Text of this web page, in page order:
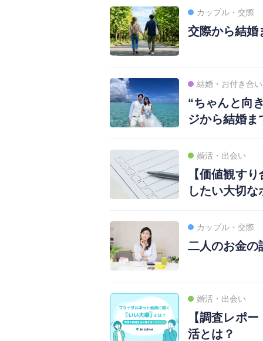
カップル・交際
交際から結婚
結婚・お付き合
“ちゃんと向
ジから結婚ま
婚活・出会い
【価値観す
したい大切な
カップル・交際
二人のお金の
婚活・出会い
【調査レポ
活とは？